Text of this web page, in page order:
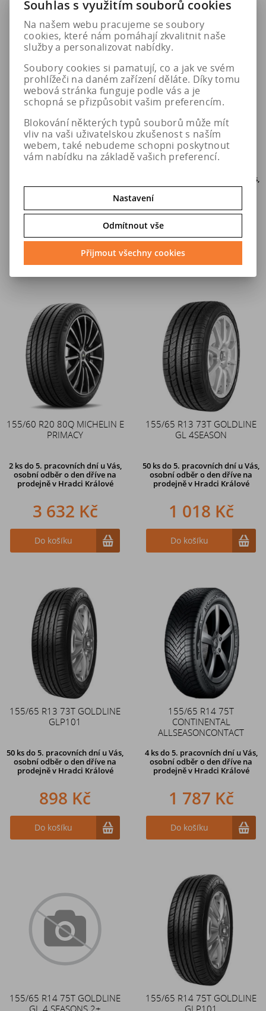
155/60 R20 80H GRIPMAX
SUREGRIP A/S
155/60 R20 80Q
BRIDGESTONE ECOPIA
EP500*
do 5. pracovních dní u Vás,
osobní odběr o den dříve na
prodejně
Do košíku
155/60 R20 80Q MICHELIN E
PRIMACY
2 ks do 5. pracovních dní u Vás,
osobní odběr o den dříve na
prodejněv Hradci Králové
3 632 Kč
Do košíku
155/65 R13 73T GOLDLINE
GL 4SEASON
50 ksdo 5. pracovních dní u Vás,
osobní odběr o den dříve na
prodejněv Hradci Králové
1 018 Kč
Do košíku
155/65 R13 73T GOLDLINE
GLP101
50 ksdo 5. pracovních dní u Vás,
osobní odběr o den dříve na
prodejněv Hradci Králové
898 Kč
Do košíku
155/65 R14 75T
CONTINENTAL
ALLSEASONCONTACT
4 ks do 5. pracovních dní u Vás,
osobní odběr o den dříve na
prodejněv Hradci Králové
1 787 Kč
Do košíku
155/65 R14 75T GOLDLINE
155/65 R14 75T GOLDLINE
Souhlas s využitím souborů cookies
Na našem webu pracujeme se soubory
cookies, které nám pomáhají zkvalitnit naše
služby a personalizovat nabídky.
Soubory cookies si pamatují, co a jak ve svém
prohlížeči na daném zařízení děláte. Díky tomu
webová stránka funguje podle vás a je
schopná se přizpůsobit vašim preferencím.
Blokování některých typů souborů může mít
vliv na vaši uživatelskou zkušenost s naším
webem, také nebudeme schopni poskytnout
vám nabídku na základě vašich preferencí.
Nastavení
Odmítnout vše
Přijmout všechny cookies